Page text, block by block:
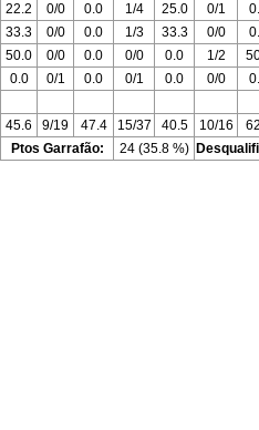
22.2 0/0 0.0 1/4 25.0 0/1
33.3 0/0 0.0 1/3 33.3 0/0
50.0 0/0 0.0 0/0 0.0 1/2
0.0 0/1 0.0 0/1 0.0 0/0
45.6 9/19 47.4 15/37 40.5 10/16
Ptos Garrafão: 24 (35.8 %)